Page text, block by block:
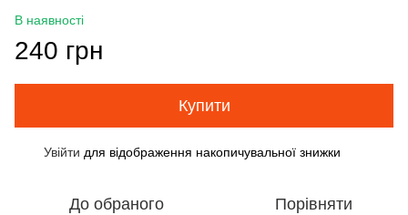
В наявності
240 грн
Купити
Увійти для відображення накопичувальної знижки
До обраного Порівняти